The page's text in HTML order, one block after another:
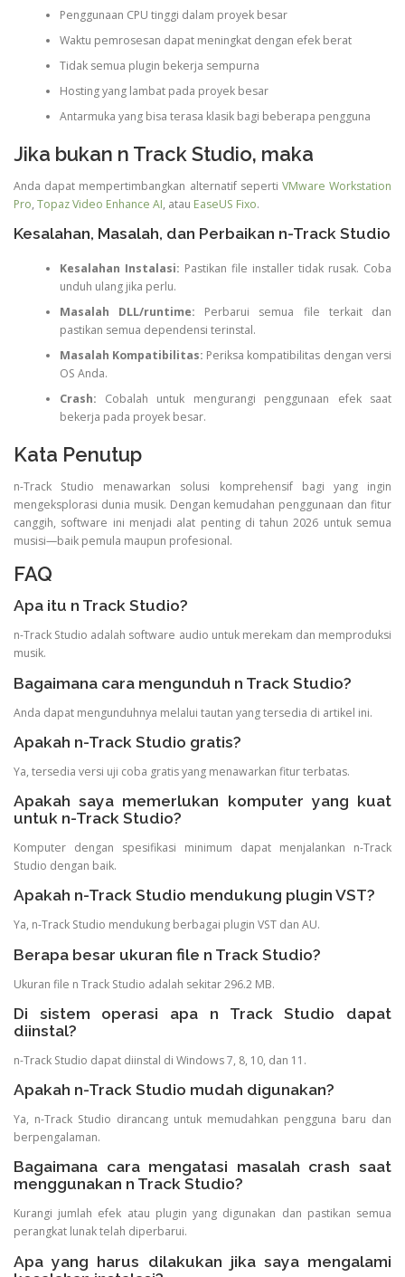
Penggunaan CPU tinggi dalam proyek besar
Waktu pemrosesan dapat meningkat dengan efek berat
Tidak semua plugin bekerja sempurna
Hosting yang lambat pada proyek besar
Antarmuka yang bisa terasa klasik bagi beberapa pengguna
Jika bukan n Track Studio, maka
Anda dapat mempertimbangkan alternatif seperti VMware Workstation
Pro, Topaz Video Enhance AI, atau EaseUS Fixo.
Kesalahan, Masalah, dan Perbaikan n-Track Studio
Kesalahan Instalasi: Pastikan file installer tidak rusak. Coba
unduh ulang jika perlu.
Masalah DLL/runtime: Perbarui semua file terkait dan
pastikan semua dependensi terinstal.
Masalah Kompatibilitas: Periksa kompatibilitas dengan versi
OS Anda.
Crash: Cobalah untuk mengurangi penggunaan efek saat
bekerja pada proyek besar.
Kata Penutup
n-Track Studio menawarkan solusi komprehensif bagi yang ingin
mengeksplorasi dunia musik. Dengan kemudahan penggunaan dan fitur
canggih, software ini menjadi alat penting di tahun 2026 untuk semua
musisi—baik pemula maupun profesional.
FAQ
Apa itu n Track Studio?
n-Track Studio adalah software audio untuk merekam dan memproduksi
musik.
Bagaimana cara mengunduh n Track Studio?
Anda dapat mengunduhnya melalui tautan yang tersedia di artikel ini.
Apakah n-Track Studio gratis?
Ya, tersedia versi uji coba gratis yang menawarkan fitur terbatas.
Apakah saya memerlukan komputer yang kuat
untuk n-Track Studio?
Komputer dengan spesifikasi minimum dapat menjalankan n-Track
Studio dengan baik.
Apakah n-Track Studio mendukung plugin VST?
Ya, n-Track Studio mendukung berbagai plugin VST dan AU.
Berapa besar ukuran file n Track Studio?
Ukuran file n Track Studio adalah sekitar 296.2 MB.
Di sistem operasi apa n Track Studio dapat
diinstal?
n-Track Studio dapat diinstal di Windows 7, 8, 10, dan 11.
Apakah n-Track Studio mudah digunakan?
Ya, n-Track Studio dirancang untuk memudahkan pengguna baru dan
berpengalaman.
Bagaimana cara mengatasi masalah crash saat
menggunakan n Track Studio?
Kurangi jumlah efek atau plugin yang digunakan dan pastikan semua
perangkat lunak telah diperbarui.
Apa yang harus dilakukan jika saya mengalami